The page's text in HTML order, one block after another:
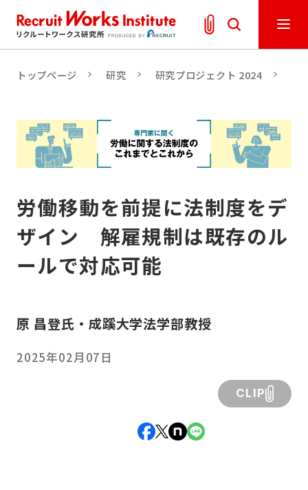
トップページ 研究 研究プロジェクト 2024
労働移動を前提に法制度をデ
ザイン 解雇規制は既存のル
ールで対応可能
原 昌登氏・成蹊大学法学部教授
2025年02月07日
CLIP